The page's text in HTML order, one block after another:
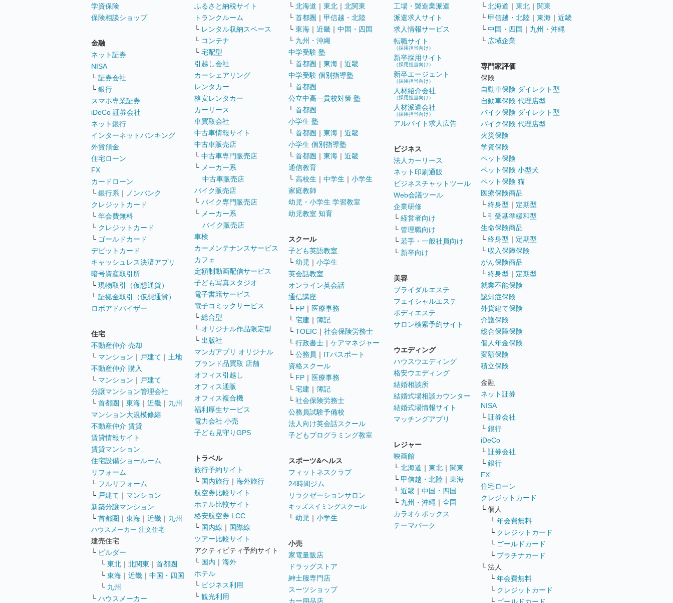
学資保険
保険相談ショップ
金融
ネット証券
NISA
└ 証券会社
└ 銀行
スマホ専業証券
iDeCo 証券会社
ネット銀行
インターネットバンキング
外貨預金
住宅ローン
FX
カードローン
└ 銀行系 ｜
ノンバンク
クレジットカード
└ 年会費無料
└ クレジットカード
└ ゴールドカード
デビットカード
キャッシュレス決済アプリ
暗号資産取引所
└ 現物取引（仮想通貨）
└ 証拠金取引（仮想通貨）
ロボアドバイザー
住宅
不動産仲介 売却
└ マンション ｜ 戸建て ｜ 土地
不動産仲介 購入
└ マンション ｜ 戸建て
分譲マンション管理会社
└ 首都圏 ｜ 東海 ｜ 近畿 ｜ 九州
マンション大規模修繕
不動産仲介 賃貸
賃貸情報サイト
賃貸マンション
住宅設備ショールーム
リフォーム
└ フルリフォーム
└ 戸建て ｜ マンション
新築分譲マンション
└ 首都圏 ｜ 東海 ｜ 近畿 ｜ 九州
ハウスメーカー 注文住宅
建売住宅
└ ビルダー
└ 東北 ｜ 北関東 ｜ 首都圏
└ 東海 ｜ 近畿 ｜ 中国・四国
└ 九州
└ ハウスメーカー
ふるさと納税サイト
トランクルーム
└ レンタル収納スペース
└ コンテナ
└ 宅配型
引越し会社
カーシェアリング
レンタカー
格安レンタカー
カーリース
車買取会社
中古車情報サイト
中古車販売店
└ 中古車専門販売店
└ メーカー系
中古車販売店
バイク販売店
└ バイク専門販売店
└ メーカー系
バイク販売店
車検
カーメンテナンスサービス
カフェ
定額制動画配信サービス
子ども写真スタジオ
電子書籍サービス
電子コミックサービス
└ 総合型
└ オリジナル作品限定型
└ 出版社
マンガアプリ オリジナル
ブランド品買取 店舗
オフィス引越し
オフィス通販
オフィス複合機
福利厚生サービス
電力会社 小売
子ども見守りGPS
トラベル
旅行予約サイト
└ 国内旅行 ｜ 海外旅行
航空券比較サイト
ホテル比較サイト
格安航空券 LCC
└ 国内線 ｜ 国際線
ツアー比較サイト
アクティビティ予約サイト
└ 国内 ｜ 海外
ホテル
└ ビジネス利用
└ 観光利用
└ 北海道 ｜ 東北 ｜ 北関東
└ 首都圏 ｜ 甲信越・北陸
└ 東海 ｜ 近畿 ｜ 中国・四国
└ 九州・沖縄
中学受験 塾
└ 首都圏 ｜ 東海 ｜ 近畿
中学受験 個別指導塾
└ 首都圏
公立中高一貫校対策 塾
└ 首都圏
小学生 塾
└ 首都圏 ｜ 東海 ｜ 近畿
小学生 個別指導塾
└ 首都圏 ｜ 東海 ｜ 近畿
通信教育
└ 高校生 ｜ 中学生 ｜ 小学生
家庭教師
幼児・小学生 学習教室
幼児教室 知育
スクール
子ども英語教室
└ 幼児 ｜ 小学生
英会話教室
オンライン英会話
通信講座
└ FP ｜ 医療事務
└ 宅建 ｜ 簿記
└ TOEIC ｜ 社会保険労務士
└ 行政書士 ｜ ケアマネジャー
└ 公務員 ｜ ITパスポート
資格スクール
└ FP ｜ 医療事務
└ 宅建 ｜ 簿記
└ 社会保険労務士
公務員試験予備校
法人向け英会話スクール
子どもプログラミング教室
スポーツ&ヘルス
フィットネスクラブ
24時間ジム
リラクゼーションサロン
キッズスイミングスクール
└ 幼児 ｜ 小学生
小売
家電量販店
ドラッグストア
紳士服専門店
スーツショップ
カー用品店
工場・製造業派遣
派遣求人サイト
求人情報サービス
転職サイト
（採用担当向け）
新卒採用サイト
（採用担当向け）
新卒エージェント
（採用担当向け）
人材紹介会社
（採用担当向け）
人材派遣会社
（採用担当向け）
アルバイト求人広告
ビジネス
法人カーリース
ネット印刷通販
ビジネスチャットツール
Web会議ツール
企業研修
└ 経営者向け
└ 管理職向け
└ 若手・一般社員向け
└ 新卒向け
美容
ブライダルエステ
フェイシャルエステ
ボディエステ
サロン検索予約サイト
ウエディング
ハウスウエディング
格安ウエディング
結婚相談所
結婚式場相談カウンター
結婚式場情報サイト
マッチングアプリ
レジャー
映画館
└ 北海道 ｜ 東北 ｜ 関東
└ 甲信越・北陸 ｜ 東海
└ 近畿 ｜ 中国・四国
└ 九州・沖縄 ｜ 全国
カラオケボックス
テーマパーク
└ 北海道 ｜ 東北 ｜ 関東
└ 甲信越・北陸 ｜ 東海 ｜ 近畿
└ 中国・四国 ｜ 九州・沖縄
└ 広域企業
専門家評価
保険
自動車保険 ダイレクト型
自動車保険 代理店型
バイク保険 ダイレクト型
バイク保険 代理店型
火災保険
学資保険
ペット保険
ペット保険 小型犬
ペット保険 猫
医療保険商品
└ 終身型 ｜ 定期型
└ 引受基準緩和型
生命保険商品
└ 終身型 ｜ 定期型
└ 収入保障保険
がん保険商品
└ 終身型 ｜ 定期型
就業不能保険
認知症保険
外貨建て保険
介護保険
総合保障保険
個人年金保険
変額保険
積立保険
金融
ネット証券
NISA
└ 証券会社
└ 銀行
iDeCo
└ 証券会社
└ 銀行
FX
住宅ローン
クレジットカード
└ 個人
└ 年会費無料
└ クレジットカード
└ ゴールドカード
└ プラチナカード
└ 法人
└ 年会費無料
└ クレジットカード